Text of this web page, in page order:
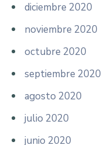
diciembre 2020
noviembre 2020
octubre 2020
septiembre 2020
agosto 2020
julio 2020
junio 2020